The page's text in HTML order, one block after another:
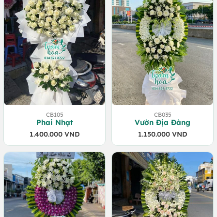
CB105
Phai Nhạt
1.400.000 VND
CB035
Vườn Địa Đàng
1.150.000 VND